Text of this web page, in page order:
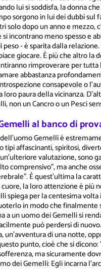
lui si soddisfa, la donna
sorgono in lui dei dubbi
solo dopo un anno e mezzo,
si incontrano meno spesso e
peso - è sparita dalla
giocare. È più che altro la
rimproverare per
abbastanza
consapevole o
loro paura della vicinanza.
non un Cancro o un Pesci
al banco di
Gemelli è
tipi affascinanti, spiritosi,
valutazione, sono
comprensivo", ma anche
È quest'ultima la
la loro attenzione è più
spiega per la centesima
in modo che finalmente
a un uomo dei Gemelli si
può perdersi di
un'avventura di una notte,
punto, cioè che si
ma sicuramente
dei Gemelli: Egli incarna